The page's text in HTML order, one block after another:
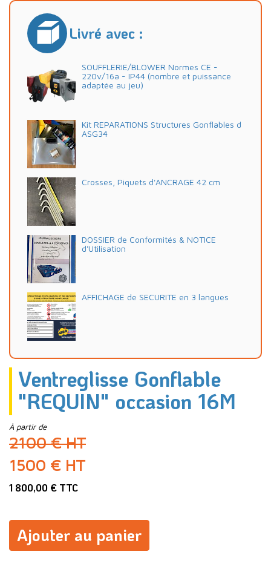
Livré avec :
SOUFFLERIE/BLOWER Normes CE -
220v/16a - IP44 (nombre et puissance
adaptée au jeu)
Kit REPARATIONS Structures Gonflables d
ASG34
Crosses, Piquets d'ANCRAGE 42 cm
DOSSIER de Conformités & NOTICE
d'Utilisation
AFFICHAGE de SECURITE en 3 langues
Ventreglisse Gonflable
"REQUIN" occasion 16M
À partir de
2100 € HT
1500 € HT
1 800,00 € TTC
Ajouter au panier